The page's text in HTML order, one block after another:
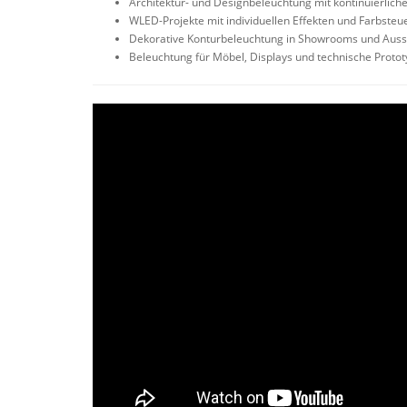
WLED-Projekte mit individuellen Effekten und
Dekorative Konturbeleuchtung in Showrooms und
Beleuchtung für Möbel, Displays und technische